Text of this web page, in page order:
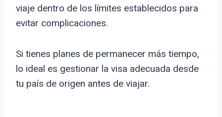
viaje dentro de los límites establecidos para
evitar complicaciones.
Si tienes planes de permanecer más tiempo,
lo ideal es gestionar la visa adecuada desde
tu país de origen antes de viajar.